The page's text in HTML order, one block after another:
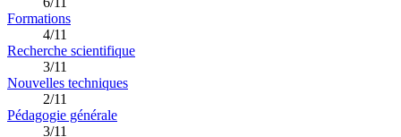
Formations
4/11
Recherche scientifique
3/11
Nouvelles techniques
2/11
Pédagogie générale
3/11